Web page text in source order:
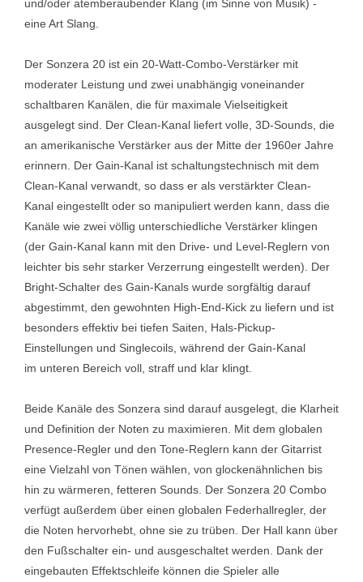
und/oder atemberaubender Klang (im Sinne von Musik) -
eine Art Slang.
Der Sonzera 20 ist ein 20-Watt-Combo-Verstärker mit
moderater Leistung und zwei unabhängig voneinander
schaltbaren Kanälen, die für maximale Vielseitigkeit
ausgelegt sind. Der Clean-Kanal liefert volle, 3D-Sounds, die
an amerikanische Verstärker aus der Mitte der 1960er Jahre
erinnern. Der Gain-Kanal ist schaltungstechnisch mit dem
Clean-Kanal verwandt, so dass er als verstärkter Clean-
Kanal eingestellt oder so manipuliert werden kann, dass die
Kanäle wie zwei völlig unterschiedliche Verstärker klingen
(der Gain-Kanal kann mit den Drive- und Level-Reglern von
leichter bis sehr starker Verzerrung eingestellt werden). Der
Bright-Schalter des Gain-Kanals wurde sorgfältig darauf
abgestimmt, den gewohnten High-End-Kick zu liefern und ist
besonders effektiv bei tiefen Saiten, Hals-Pickup-
Einstellungen und Singlecoils, während der Gain-Kanal
im unteren Bereich voll, straff und klar klingt.
Beide Kanäle des Sonzera sind darauf ausgelegt, die Klarheit
und Definition der Noten zu maximieren. Mit dem globalen
Presence-Regler und den Tone-Reglern kann der Gitarrist
eine Vielzahl von Tönen wählen, von glockenähnlichen bis
hin zu wärmeren, fetteren Sounds. Der Sonzera 20 Combo
verfügt außerdem über einen globalen Federhallregler, der
die Noten hervorhebt, ohne sie zu trüben. Der Hall kann über
den Fußschalter ein- und ausgeschaltet werden. Dank der
eingebauten Effektschleife können die Spieler alle